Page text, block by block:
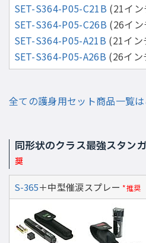
SET-S364-P05-C21B (21イ
SET-S364-P05-C26B (26イ
SET-S364-P05-A21B (21イ
SET-S364-P05-A26B (26イ
全ての護身用セット商品一覧
同形状のクラス最強スタン
奨
S-365＋中型催涙スプレー *推奨